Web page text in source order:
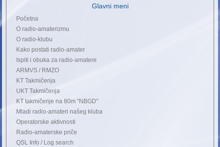
Glavni meni
Početna
O radio-amaterizmu
O radio-klubu
Kako postati radio-amater
Ispiti i obuka za radio-amatere
ARMVS / RMZO
KT Takmičenja
UKT Takmičenja
KT takmičenje na 80m "NBGD"
Mladi radio-amateri našeg kluba
Operatorske aktivnosti
Radio-amaterske priče
QSL Info / Log search